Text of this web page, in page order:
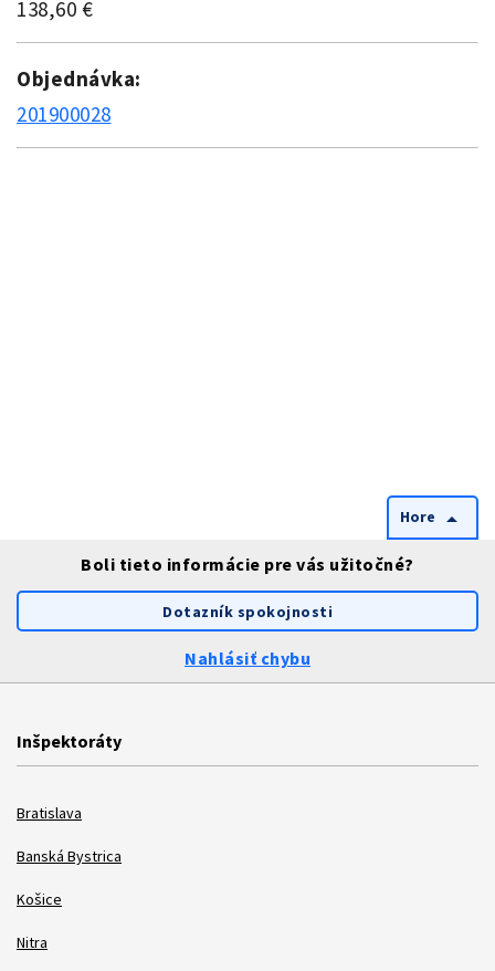
138,60 €
Objednávka:
201900028
Hore arrow_drop_up
Boli tieto informácie pre vás užitočné?
Dotazník spokojnosti
Nahlásiť chybu
Inšpektoráty
Bratislava
Banská Bystrica
Košice
Nitra